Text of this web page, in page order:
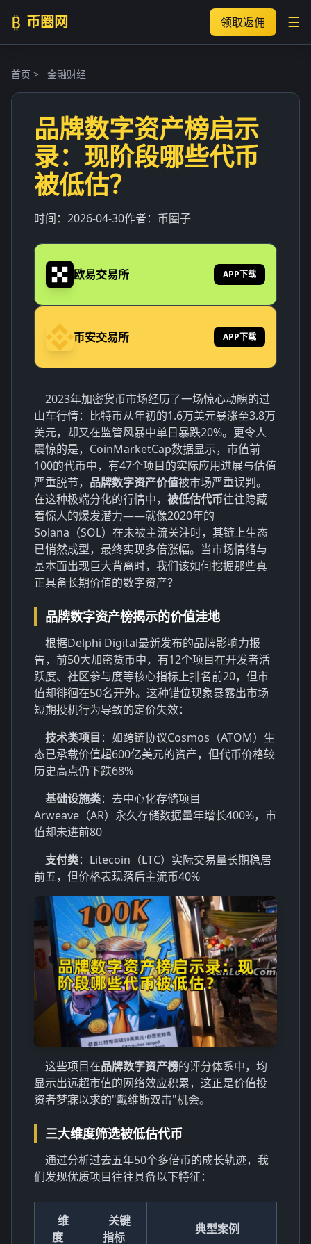
₿ 币圈网 领取返佣 ☰
首页 > 金融财经
品牌数字资产榜启示
录：现阶段哪些代币
被低估？
时间： 2026-04-30作者： 币圈子
欧易交易所 APP下载
币安交易所 APP下载
2023年加密货币市场经历了一场惊心动魄的过
山车行情：比特币从年初的1.6万美元暴涨至3.8万
美元，却又在监管风暴中单日暴跌20%。更令人
震惊的是，CoinMarketCap数据显示，市值前
100的代币中，有47个项目的实际应用进展与估值
严重脱节， 品牌数字资产价值被市场严重误判。
在这种极端分化的行情中， 被低估代币往往隐藏
着惊人的爆发潜力——就像2020年的
Solana（SOL）在未被主流关注时，其链上生态
已悄然成型，最终实现多倍涨幅。当市场情绪与
基本面出现巨大背离时，我们该如何挖掘那些真
正具备长期价值的数字资产？
品牌数字资产榜揭示的价值洼地
根据Delphi Digital最新发布的品牌影响力报
告，前50大加密货币中，有12个项目在开发者活
跃度、社区参与度等核心指标上排名前20，但市
值却徘徊在50名开外。这种错位现象暴露出市场
短期投机行为导致的定价失效：
技术类项目 ：如跨链协议Cosmos（ATOM）生
态已承载价值超600亿美元的资产，但代币价格较
历史高点仍下跌68%
基础设施类：去中心化存储项目
Arweave（AR）永久存储数据量年增长400%，市
值却未进前80
支付类：Litecoin（LTC）实际交易量长期稳居
前五，但价格表现落后主流币40%
这些项目在品牌数字资产榜的评分体系中，均
显示出远超市值的网络效应积累，这正是价值投
资者梦寐以求的"戴维斯双击"机会。
三大维度筛选被低估代币
通过分析过去五年50个多倍币的成长轨迹，我
们发现优质项目往往具备以下特征：
维
度
关键
指标
典型案例